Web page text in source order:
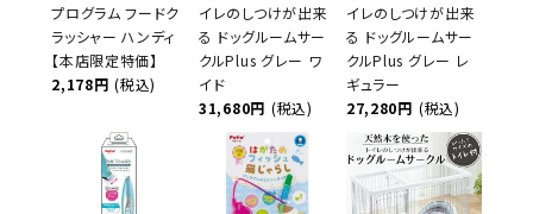
プログラム フードク
ラッシャー ハンディ
【本店限定特価】
2,178円 (税込)
イレのしつけが出来
る ドッグルームサー
クルPlus グレー ワ
イド
31,680円 (税込)
イレのしつけが出来
る ドッグルームサー
クルPlus グレー レ
ギュラー
27,280円 (税込)